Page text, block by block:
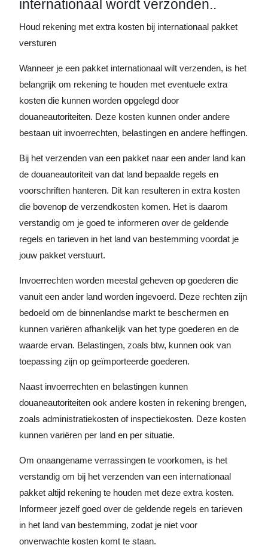
internationaal wordt verzonden..
Houd rekening met extra kosten bij internationaal pakket
versturen
Wanneer je een pakket internationaal wilt verzenden, is het
belangrijk om rekening te houden met eventuele extra
kosten die kunnen worden opgelegd door
douaneautoriteiten. Deze kosten kunnen onder andere
bestaan uit invoerrechten, belastingen en andere heffingen.
Bij het verzenden van een pakket naar een ander land kan
de douaneautoriteit van dat land bepaalde regels en
voorschriften hanteren. Dit kan resulteren in extra kosten
die bovenop de verzendkosten komen. Het is daarom
verstandig om je goed te informeren over de geldende
regels en tarieven in het land van bestemming voordat je
jouw pakket verstuurt.
Invoerrechten worden meestal geheven op goederen die
vanuit een ander land worden ingevoerd. Deze rechten zijn
bedoeld om de binnenlandse markt te beschermen en
kunnen variëren afhankelijk van het type goederen en de
waarde ervan. Belastingen, zoals btw, kunnen ook van
toepassing zijn op geïmporteerde goederen.
Naast invoerrechten en belastingen kunnen
douaneautoriteiten ook andere kosten in rekening brengen,
zoals administratiekosten of inspectiekosten. Deze kosten
kunnen variëren per land en per situatie.
Om onaangename verrassingen te voorkomen, is het
verstandig om bij het verzenden van een internationaal
pakket altijd rekening te houden met deze extra kosten.
Informeer jezelf goed over de geldende regels en tarieven
in het land van bestemming, zodat je niet voor
onverwachte kosten komt te staan.